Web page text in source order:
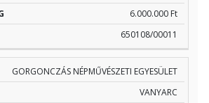
6.000.000 Ft
650108/00011
GORGONCZÁS NÉPMŰVÉSZETI EGYESÜLET
VANYARC